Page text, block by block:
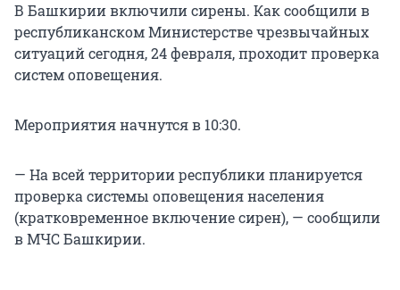
В Башкирии включили сирены. Как сообщили в
республиканском Министерстве чрезвычайных
ситуаций сегодня, 24 февраля, проходит проверка
систем оповещения.
Мероприятия начнутся в 10:30.
— На всей территории республики планируется
проверка системы оповещения населения
(кратковременное включение сирен), — сообщили
в МЧС Башкирии.